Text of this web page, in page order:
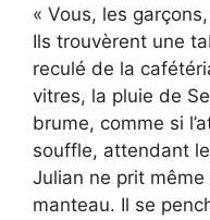
« Vous, les
Ils trouvèrent une
reculé de la
vitres, la pluie de
brume, comme si
souffle, attendant
Julian ne prit même
manteau. Il se